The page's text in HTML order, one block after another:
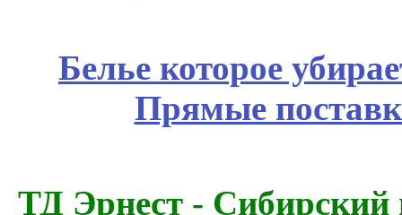
Белье которое
Прямые
ТД Эрнест - Сибирский